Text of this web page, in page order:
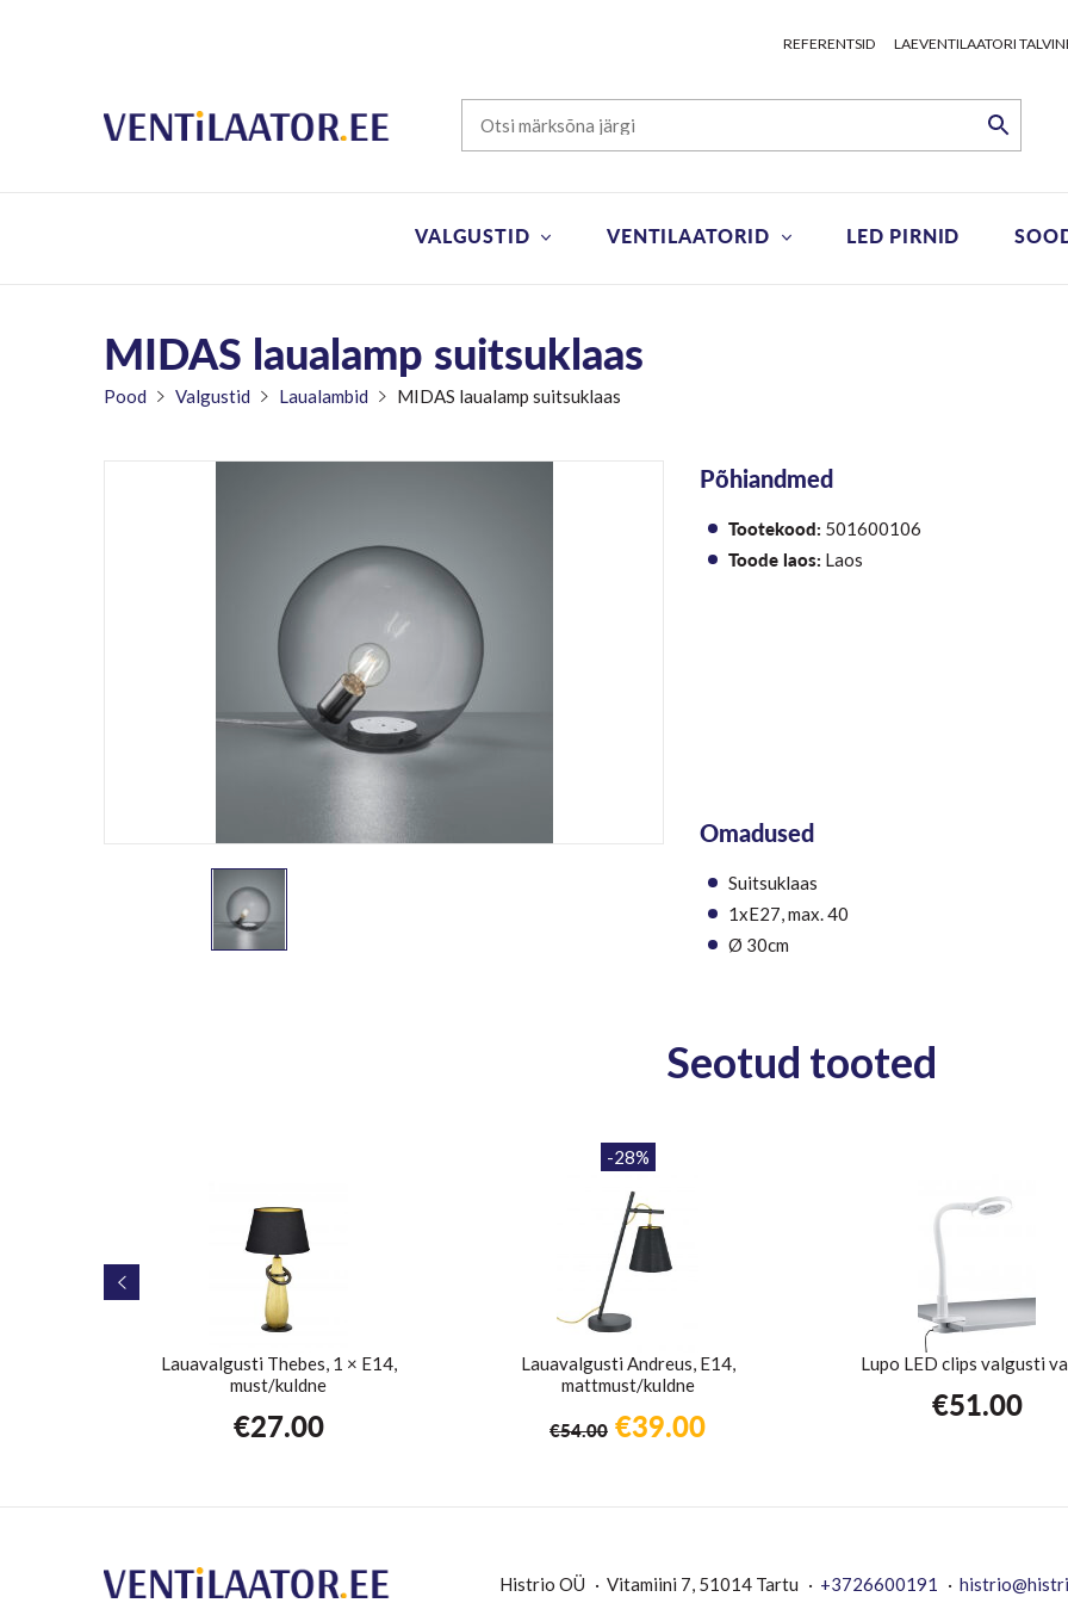
REFERENTSID LAEVENTILAATORI
VALGUSTID VENTILAATORID LED PIRNID
MIDAS laualamp suitsuklaas
Pood Valgustid Laualambid MIDAS laualamp suitsuklaas
Põhiandmed
Tootekood: 501600106
Toode laos: Laos
Omadused
Suitsuklaas
1xE27, max. 40
Ø 30cm
Seotud tooted
Lauavalgusti Thebes, 1 × E14,
must/kuldne
€27.00
-28%
Lauavalgusti Andreus, E14,
mattmust/kuldne
€54.00 Algne
€39.00Praegune
Lupo LED clips valgusti
€51.00
Histrio OÜ Vitamiini 7, 51014 Tartu +3726600191